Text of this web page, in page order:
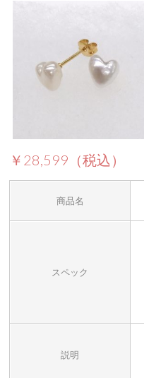
￥28,599（税込）
商品名
スペック
説明